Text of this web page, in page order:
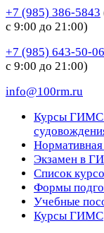
+7 (985) 386-5843
с 9:00 до 21:00)
+7 (985) 643-50-06
с 9:00 до 21:00)
info@100rm.ru
Курсы ГИМС -
Экзамен в
Список
Формы
Учебные
Курсы ГИМС